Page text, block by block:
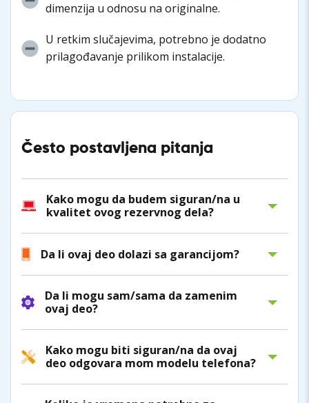
dimenzija u odnosu na originalne.
U retkim slučajevima, potrebno je dodatno
prilagođavanje prilikom instalacije.
Često postavljena pitanja
Kako mogu da budem siguran/na u
kvalitet ovog rezervnog dela?
Da li ovaj deo dolazi sa garancijom?
Da li mogu sam/sama da zamenim
ovaj deo?
Kako mogu biti siguran/na da ovaj
deo odgovara mom modelu telefona?